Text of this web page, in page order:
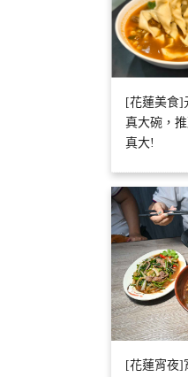
[花蓮美食]
真大碗，
真大!
[花蓮宵夜]